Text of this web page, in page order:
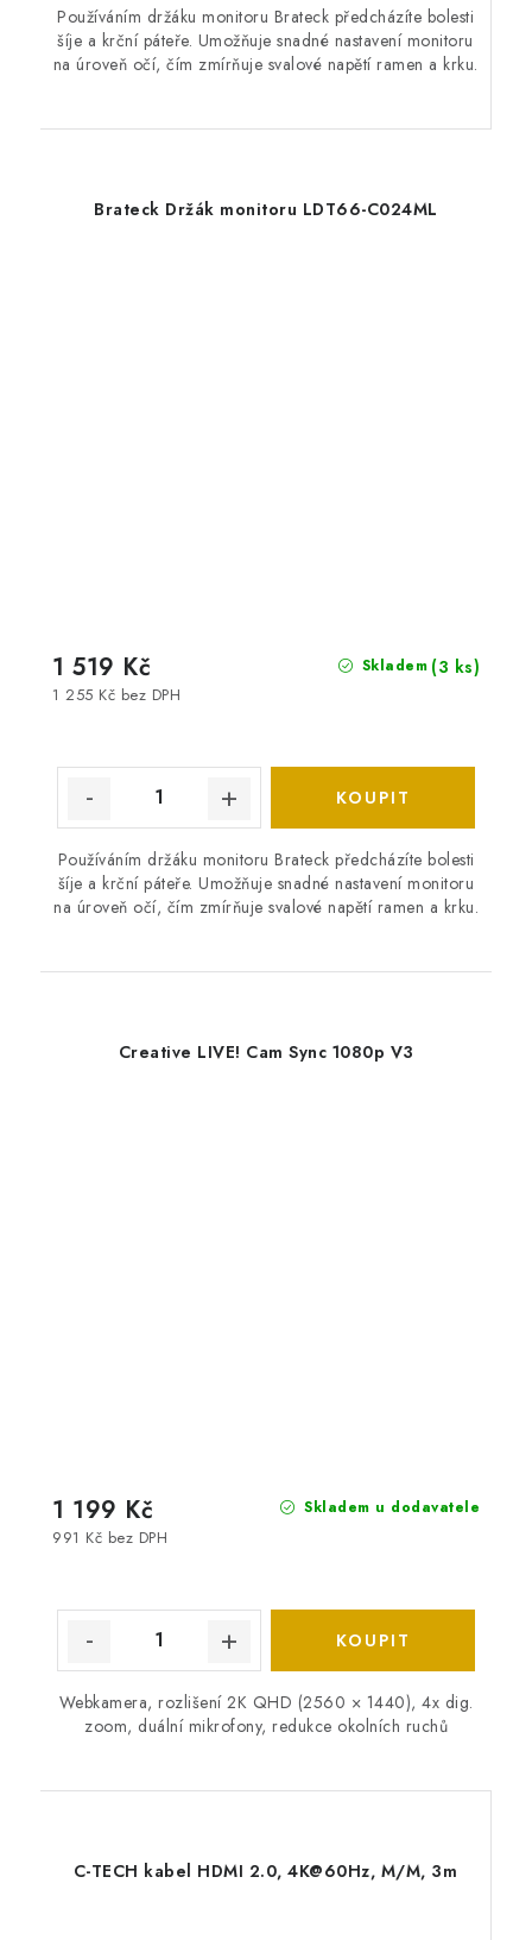
Používáním držáku monitoru Brateck předcházíte bolesti
šíje a krční páteře. Umožňuje snadné nastavení monitoru
na úroveň očí, čím zmírňuje svalové napětí ramen a krku.
Brateck Držák monitoru LDT66-C024ML
Skladem (3 ks)
1 255 Kč bez DPH
1 519 Kč
Používáním držáku monitoru Brateck předcházíte bolesti
šíje a krční páteře. Umožňuje snadné nastavení monitoru
na úroveň očí, čím zmírňuje svalové napětí ramen a krku.
Creative LIVE! Cam Sync 1080p V3
Skladem u dodavatele
991 Kč bez DPH
1 199 Kč
Webkamera, rozlišení 2K QHD (2560 × 1440), 4x dig.
zoom, duální mikrofony, redukce okolních ruchů
C-TECH kabel HDMI 2.0, 4K@60Hz, M/M, 3m